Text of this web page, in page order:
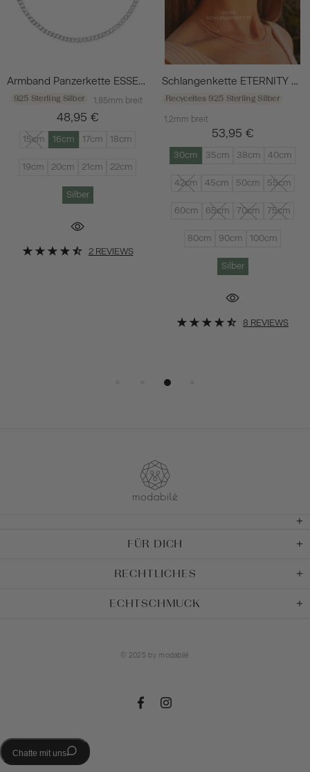
Armband Panzerkette ESSENTIAL Silber
925 Sterling Silber 1,85mm breit
48,95 €
15cm 16cm 17cm 18cm
19cm 20cm 21cm 22cm
Silber
2 REVIEWS
Schlangenkette ETERNITY Dünn Silber
Recyceltes 925 Sterling Silber
1,2mm breit
53,95 €
30cm 35cm 38cm 40cm
42cm 45cm 50cm 55cm
60cm 65cm 70cm 75cm
80cm 90cm 100cm
Silber
8 REVIEWS
FÜR DICH
RECHTLICHES
ECHTSCHMUCK
© 2025 by modabilé